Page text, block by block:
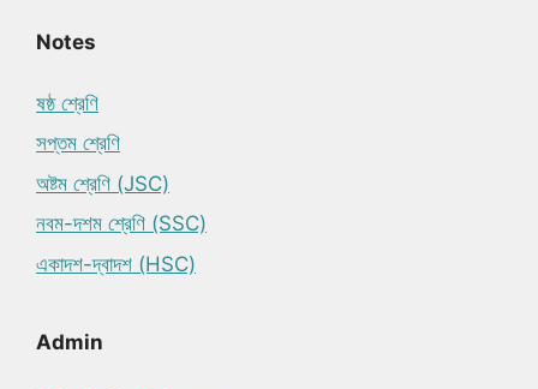
Notes
ষষ্ঠ শ্রেণি
সপ্তম শ্রেণি
অষ্টম শ্রেণি (JSC)
নবম-দশম শ্রেণি (SSC)
একাদশ-দ্বাদশ (HSC)
Admin